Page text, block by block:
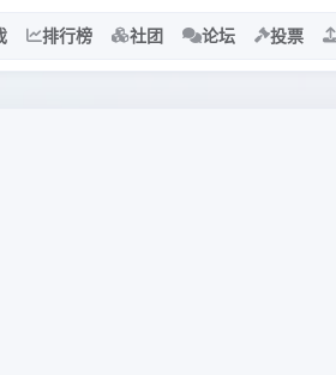
排行榜 社团 论坛 投票